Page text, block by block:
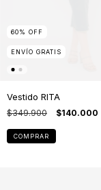
60% OFF
ENVÍO GRATIS
Vestido RITA
$349.900 $140.000
COMPRAR